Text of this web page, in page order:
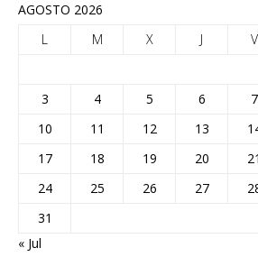
AGOSTO 2026
L
M X J V
3
4 5 6 7
10
11 12 13
17
18 19 20 21
24
25 26 27
31
« Jul